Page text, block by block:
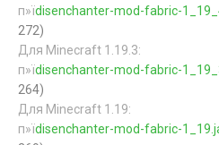
п»їdisenchanter-mod-fabric-
272)
Для Minecraft 1.19.3:
п»їdisenchanter-mod-fabric-
264)
Для Minecraft 1.19:
п»їdisenchanter-mod-fabric-